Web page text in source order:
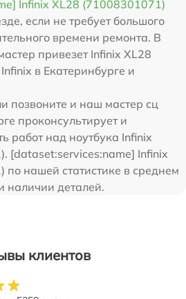
Infinix XL28 (71008301071)
если не требует большого
времени ремонта. В
привезет Infinix XL28
в Екатеринбурге и
позвоните и наш мастер сц
проконсультирует и
работ над ноутбука Infinix
[dataset:services:name] Infinix
нашей статистике в среднем
наличии деталей.
клиентов